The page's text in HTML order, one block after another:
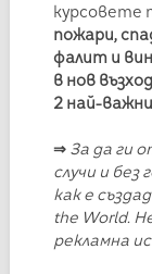
курсовете
пожари,
фалит и
в нов
2 най-
⇒ За да ги
случи и
как е
the World.
рекламна